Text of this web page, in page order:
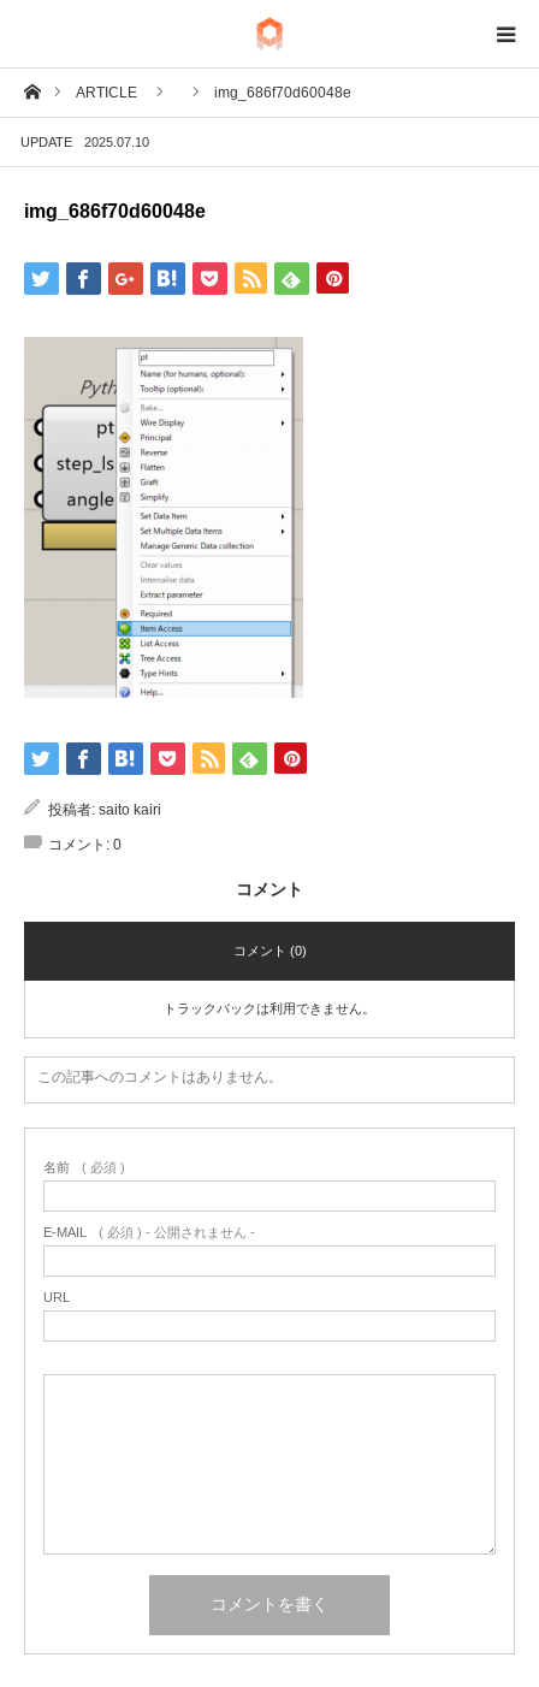
ホームARTICLE img_686f70d60048e
UPDATE 2025.07.10
img_686f70d60048e
投稿者: saito kairi
コメント: 0
コメント
コメント (0)
トラックバックは利用できません。
この記事へのコメントはありません。
名前 ( 必須 )
E-MAIL ( 必須 ) - 公開されません -
URL
BIM
IoT